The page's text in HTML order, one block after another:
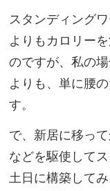
スタンディング
よりもカロリー
のですが、私の
よりも、単に腰
す。
で、新居に移っ
などを駆使して
土日に構築して